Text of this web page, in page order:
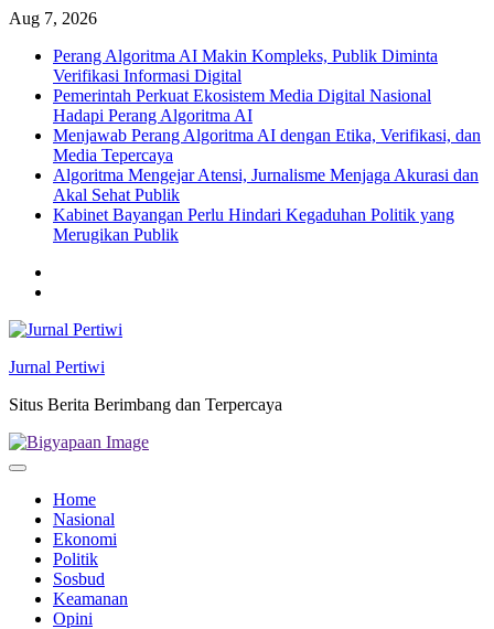
Skip
content
Aug 7, 2026
Perang Algoritma AI Makin Kompleks, Publik Diminta
Verifikasi Informasi Digital
Pemerintah Perkuat Ekosistem Media Digital Nasional
Hadapi Perang Algoritma AI
Menjawab Perang Algoritma AI dengan Etika, Verifikasi, dan
Media Tepercaya
Algoritma Mengejar Atensi, Jurnalisme Menjaga Akurasi dan
Akal Sehat Publik
Kabinet Bayangan Perlu Hindari Kegaduhan Politik yang
Merugikan Publik
Jurnal Pertiwi
Situs Berita Berimbang dan Terpercaya
Home
Nasional
Ekonomi
Politik
Sosbud
Keamanan
Opini